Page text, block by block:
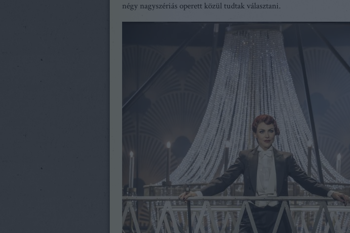
négy nagyszériás operett közül tudtak választani.